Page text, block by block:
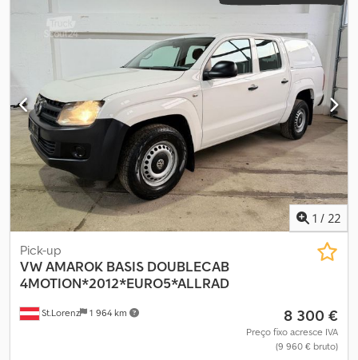
1 / 22
St.Lorenz 1 964 km
Pick-up
VWAMAROK BASIS DOUBLECAB
4MOTION*2012*EURO5*ALLRAD
8 300 €
Preço fixo acresce IVA
(9 960 € bruto)